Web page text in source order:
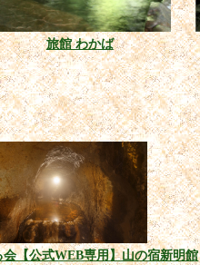
旅館 わかば
【公式WEB専用】山の宿新明館